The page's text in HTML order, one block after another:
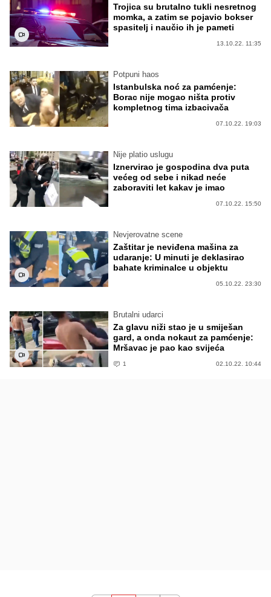
Trojica su brutalno tukli nesretnog
momka, a zatim se pojavio bokser
spasitelj i naučio ih je pameti
13.10.22. 11:35
Potpuni haos
Istanbulska noć za pamćenje:
Borac nije mogao ništa protiv
kompletnog tima izbacivača
07.10.22. 19:03
Nije platio uslugu
Iznervirao je gospodina dva puta
većeg od sebe i nikad neće
zaboraviti let kakav je imao
07.10.22. 15:50
Nevjerovatne scene
Zaštitar je neviđena mašina za
udaranje: U minuti je deklasirao
bahate kriminalce u objektu
05.10.22. 23:30
Brutalni udarci
Za glavu niži stao je u smiješan
gard, a onda nokaut za pamćenje:
Mršavac je pao kao svijeća
1 02.10.22. 10:44